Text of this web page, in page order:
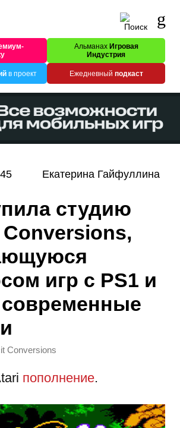
Альманах Игровая
Индустрия
в проект Ежедневный подкаст
Екатерина Гайфуллина
студию
игр с PS1 и
современные
Conversions
пополнение.